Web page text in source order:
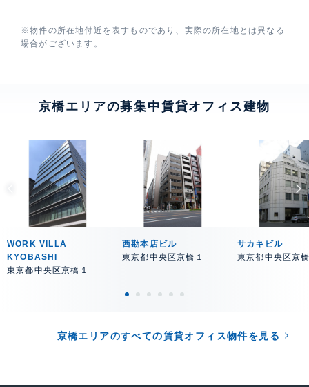
※物件の所在地付近を表すものであり、実際の所在地とは異なる
場合がございます。
京橋エリアの募集中賃貸オフィス建物
WORK VILLA
KYOBASHI
東京都中央区京橋１
西勘本店ビル
東京都中央区京橋１
サカキビル
東京都中央区京
京橋エリアのすべての賃貸オフィス物件を見る